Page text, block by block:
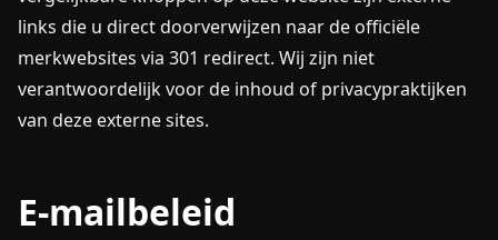
links die u direct doorverwijzen naar de officiële
merkwebsites via 301 redirect. Wij zijn niet
verantwoordelijk voor de inhoud of privacypraktijken
van deze externe sites.
E-mailbeleid